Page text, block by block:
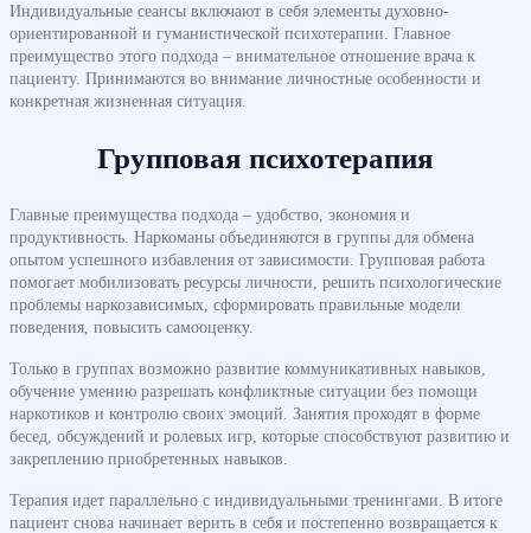
Индивидуальные сеансы включают в себя элементы духовно-
ориентированной и гуманистической психотерапии. Главное
преимущество этого подхода – внимательное отношение врача к
пациенту. Принимаются во внимание личностные особенности и
конкретная жизненная ситуация.
Групповая психотерапия
Главные преимущества подхода – удобство, экономия и
продуктивность. Наркоманы объединяются в группы для обмена
опытом успешного избавления от зависимости. Групповая работа
помогает мобилизовать ресурсы личности, решить психологические
проблемы наркозависимых, сформировать правильные модели
поведения, повысить самооценку.
Только в группах возможно развитие коммуникативных навыков,
обучение умению разрешать конфликтные ситуации без помощи
наркотиков и контролю своих эмоций. Занятия проходят в форме
бесед, обсуждений и ролевых игр, которые способствуют развитию и
закреплению приобретенных навыков.
Терапия идет параллельно с индивидуальными тренингами. В итоге
пациент снова начинает верить в себя и постепенно возвращается к